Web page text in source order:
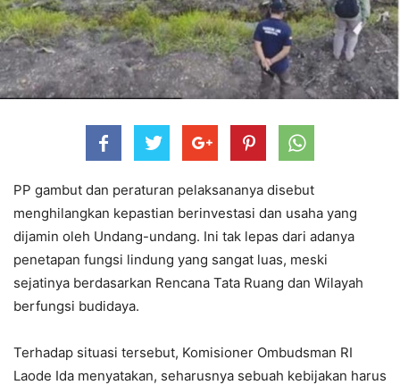
PP gambut dan peraturan pelaksananya disebut
menghilangkan kepastian berinvestasi dan usaha yang
dijamin oleh Undang-undang. Ini tak lepas dari adanya
penetapan fungsi lindung yang sangat luas, meski
sejatinya berdasarkan Rencana Tata Ruang dan Wilayah
berfungsi budidaya.
Terhadap situasi tersebut, Komisioner Ombudsman RI
Laode Ida menyatakan, seharusnya sebuah kebijakan harus